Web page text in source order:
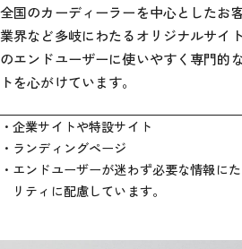
全国のカーディーラーを中心としたお
業界など多岐にわたるオリジナルサイ
のエンドユーザーに使いやすく専門的
トを心がけています。
企業サイトや特設サイト
ランディングページ
エンドユーザーが迷わず必要な情報に
リティに配慮しています。